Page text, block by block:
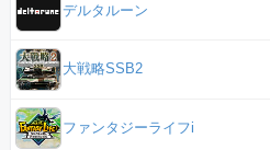
デルタルーン
大戦略SSB2
ファンタジーライフi